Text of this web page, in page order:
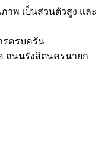
าพ เป็นส่วนตัวสูง และ
รครบครัน
ถนนรังสิตนครนายก